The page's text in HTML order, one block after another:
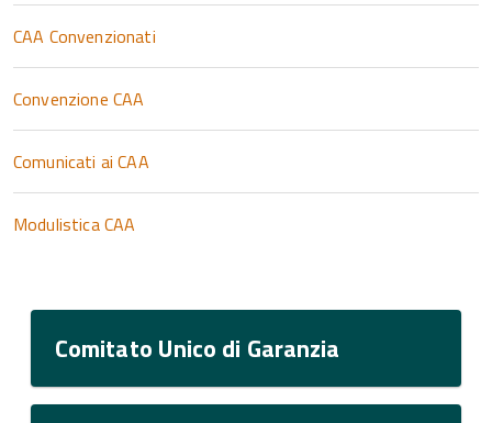
CAA Convenzionati
Convenzione CAA
Comunicati ai CAA
Modulistica CAA
Comitato Unico di Garanzia